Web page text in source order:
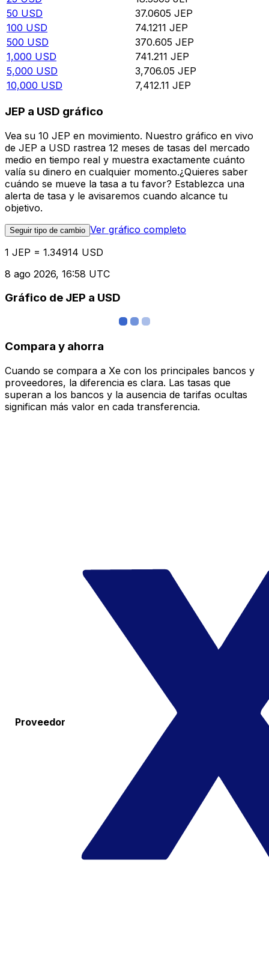
50 USD 37.0605 JEP
100 USD 74.1211 JEP
500 USD 370.605 JEP
1,000 USD 741.211 JEP
5,000 USD 3,706.05 JEP
10,000 USD 7,412.11 JEP
JEP a USD gráfico
Vea su 10 JEP en movimiento. Nuestro gráfico en vivo
de JEP a USD rastrea 12 meses de tasas del mercado
medio en tiempo real y muestra exactamente cuánto
valía su dinero en cualquier momento.¿Quieres saber
cuándo se mueve la tasa a tu favor? Establezca una
alerta de tasa y le avisaremos cuando alcance tu
objetivo.
Seguir tipo de cambio Ver gráfico completo
1 JEP = 1.34914 USD
8 ago 2026, 16:58 UTC
Gráfico de JEP a USD
Compara y ahorra
Cuando se compara a Xe con los principales bancos y
proveedores, la diferencia es clara. Las tasas que
superan a los bancos y la ausencia de tarifas ocultas
significan más valor en cada transferencia.
Proveedor